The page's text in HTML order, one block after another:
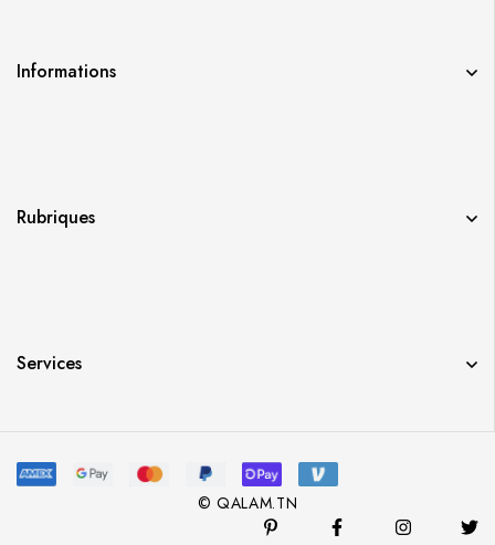
Informations
Rubriques
Services
© QALAM.TN